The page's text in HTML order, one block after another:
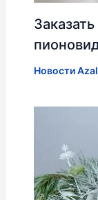
Новости